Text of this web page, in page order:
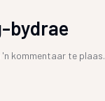
bydrae
'n kommentaar te plaas.